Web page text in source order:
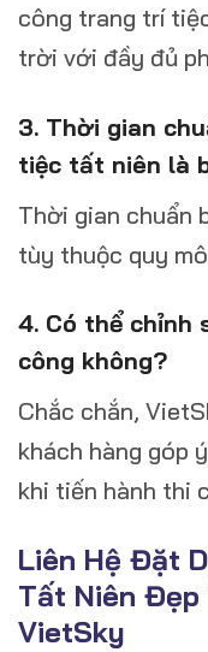
công trang trí
trời với đầy đủ
3. Thời gian
tiệc tất niên là
Thời gian chuẩn
tùy thuộc quy
4. Có thể
công không?
Chắc chắn,
khách hàng góp
khi tiến hành thi
Liên Hệ Đặt
Tất Niên Đẹp
VietSky